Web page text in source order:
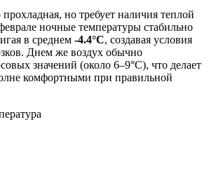
но требует наличия теплой
ночные температуры стабильно
в среднем -4.4°C, создавая условия
Днем же воздух обычно
значений (около 6–9°C), что делает
комфортными при правильной